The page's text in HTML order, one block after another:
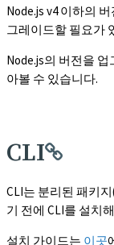
Node.js v4 이하의
그레이드할 필요가
Node.js의 버전을
아볼 수 있습니다.
CLI
CLI는 분리된 패키
기 전에 CLI를 설치
설치 가이드는 이곳